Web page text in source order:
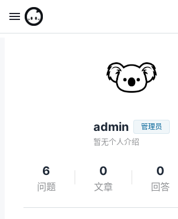
admin 管理员
暂无个人介绍
6
问题
0
文章
0
回答